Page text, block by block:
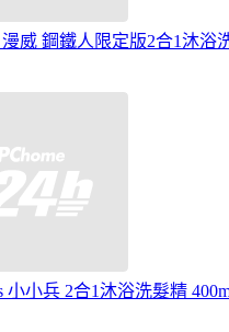
漫威 鋼鐵人限定版2合1沐浴
小小兵 2合1沐浴洗髮精